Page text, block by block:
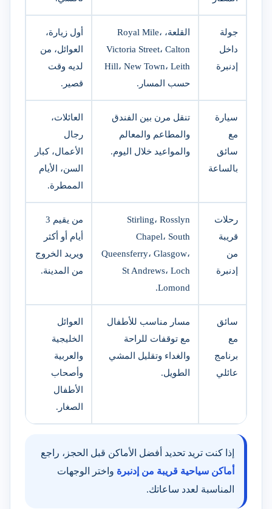
جولة
داخل
إدنبرة
القلعة، Royal Mile،
Victoria Street، Calton
Hill، New Town، Leith
حسب المسار.
أول زيارة،
العوائل، من
لديه وقت
قصير.
سيارة
مع
سائق
بالساعة
تنقل مرن بين الفندق
والمطاعم والمعالم
والمواعيد خلال اليوم.
العائلات،
رجال
الأعمال، كبار
السن، الأيام
الممطرة.
رحلات
قريبة
من
إدنبرة
Stirling، Rosslyn
Chapel، South
Queensferry، Glasgow،
St Andrews، Loch
Lomond.
من يقيم 3
أيام أو أكثر
ويريد الخروج
من المدينة.
سائق
مع
برنامج
عائلي
مسار مناسب للأطفال
مع توقفات للراحة
والغداء وتقليل المشي
الطويل.
العوائل
الخليجية
والعربية
وأصحاب
الأطفال
الصغار.
إذا كنت تريد تحديد أفضل الأماكن قبل الحجز، راجع
أماكن سياحية قريبة من إدنبرة واختر الوجهات
المناسبة لعدد ساعاتك.